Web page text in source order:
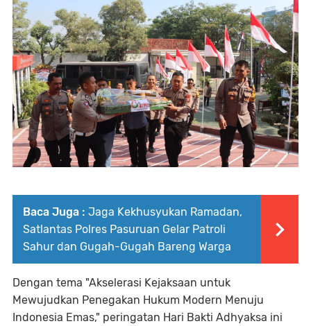
Baca Juga : Jaga Kekhusyukan Ramadan,
Satlantas Polres Pasuruan Gelar Patroli
Sahur dan Gugah-Gugah Bareng Warga
Dengan tema "Akselerasi Kejaksaan untuk
Mewujudkan Penegakan Hukum Modern Menuju
Indonesia Emas," peringatan Hari Bakti Adhyaksa ini